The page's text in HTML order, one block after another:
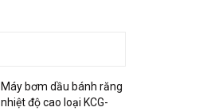
Máy bơm dầu bánh răng
nhiệt độ cao loại KCG-